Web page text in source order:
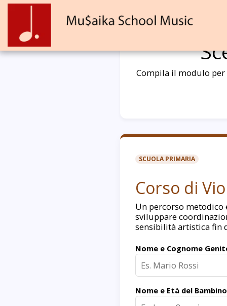
Compila il modulo
SCUOLA PRIMARIA
Corso di
Un percorso
sviluppare
sensibilità artistica fin
Nome e Cognome
Nome e Età del Bambino